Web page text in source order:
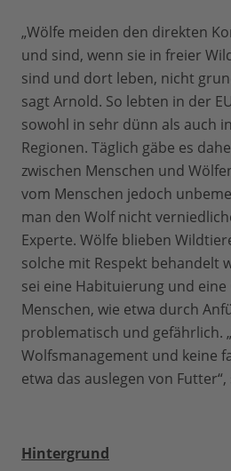
„Wölfe meiden den direkten
und sind, wenn sie in freier
sind und dort leben, nicht
sagt Arnold. So lebten in der
sowohl in sehr dünn als auch
Regionen. Täglich gäbe es
zwischen Menschen und
vom Menschen jedoch
man den Wolf nicht
Experte. Wölfe blieben
solche mit Respekt behandelt
sei eine Habituierung und
Menschen, wie etwa durch
problematisch und gefährlich.
Wolfsmanagement und keine
etwa das auslegen von
Hintergrund